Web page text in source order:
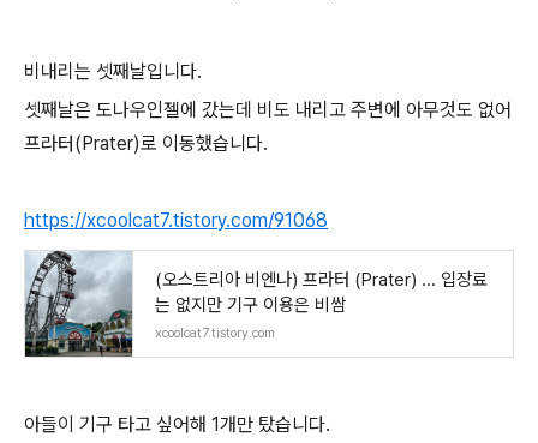
비내리는 셋째날입니다.
셋째날은 도나우인젤에 갔는데 비도 내리고 주변에 아무것도 없어
프라터(Prater)로 이동했습니다.
https://xcoolcat7.tistory.com/91068
(오스트리아 비엔나) 프라터 (Prater) ... 입장료
는 없지만 기구 이용은 비쌈
xcoolcat7.tistory.com
아들이 기구 타고 싶어해 1개만 탔습니다.